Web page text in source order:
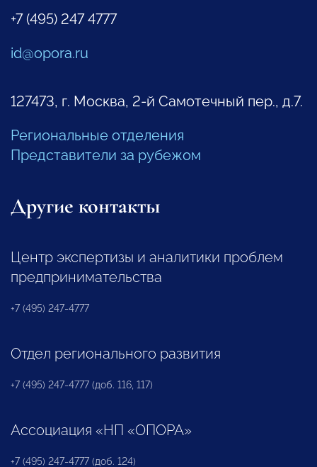
+7 (495) 247 4777
id@opora.ru
127473, г. Москва, 2-й Самотечный пер., д.7.
Региональные отделения
Представители за рубежом
Другие контакты
Центр экспертизы и аналитики проблем
предпринимательства
+7 (495) 247-4777
Отдел регионального развития
+7 (495) 247-4777 (доб. 116, 117)
Ассоциация «НП «ОПОРА»
+7 (495) 247-4777 (доб. 124)